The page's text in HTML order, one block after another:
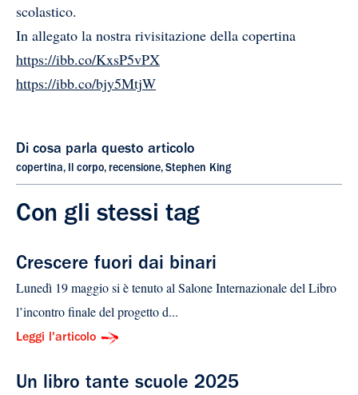
scolastico.
In allegato la nostra rivisitazione della copertina
https://ibb.co/KxsP5vPX
https://ibb.co/bjy5MtjW
Di cosa parla questo articolo
copertina, Il corpo, recensione, Stephen King
Con gli stessi tag
Crescere fuori dai binari
Lunedì 19 maggio si è tenuto al Salone Internazionale del Libro
l’incontro finale del progetto d...
Leggi l'articolo
Un libro tante scuole 2025